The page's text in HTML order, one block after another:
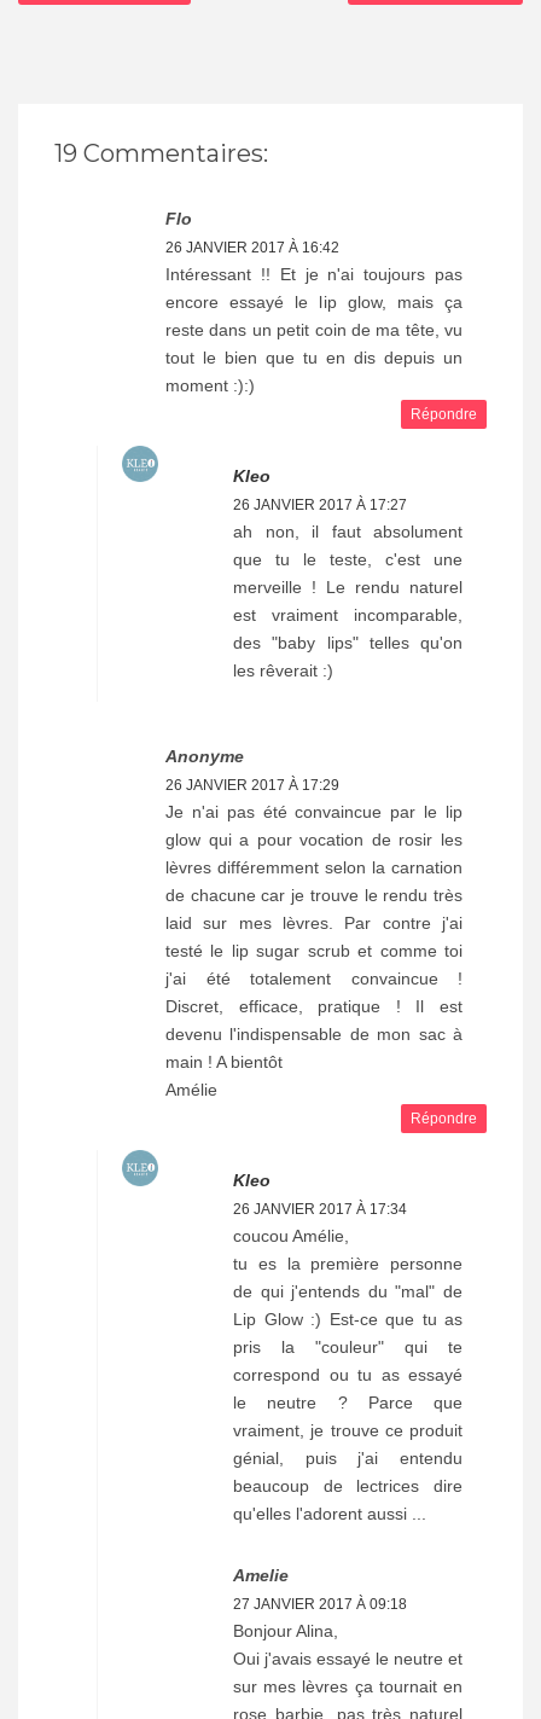
19 Commentaires:
Flo
26 JANVIER 2017 À 16:42
Intéressant !! Et je n'ai toujours pas
encore essayé le lip glow, mais ça
reste dans un petit coin de ma tête, vu
tout le bien que tu en dis depuis un
moment :):)
Répondre
Kleo
26 JANVIER 2017 À 17:27
ah non, il faut absolument
que tu le teste, c'est une
merveille ! Le rendu naturel
est vraiment incomparable,
des "baby lips" telles qu'on
les rêverait :)
Anonyme
26 JANVIER 2017 À 17:29
Je n'ai pas été convaincue par le lip
glow qui a pour vocation de rosir les
lèvres différemment selon la carnation
de chacune car je trouve le rendu très
laid sur mes lèvres. Par contre j'ai
testé le lip sugar scrub et comme toi
j'ai été totalement convaincue !
Discret, efficace, pratique ! Il est
devenu l'indispensable de mon sac à
main ! A bientôt
Amélie
Répondre
Kleo
26 JANVIER 2017 À 17:34
coucou Amélie,
tu es la première personne
de qui j'entends du "mal" de
Lip Glow :) Est-ce que tu as
pris la "couleur" qui te
correspond ou tu as essayé
le neutre ? Parce que
vraiment, je trouve ce produit
génial, puis j'ai entendu
beaucoup de lectrices dire
qu'elles l'adorent aussi ...
Amelie
27 JANVIER 2017 À 09:18
Bonjour Alina,
Oui j'avais essayé le neutre et
sur mes lèvres ça tournait en
rose barbie, pas très naturel